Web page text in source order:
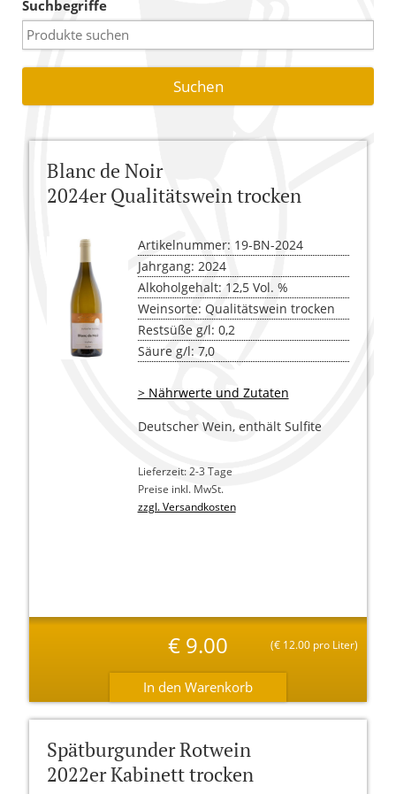
Warenkorb
Versandkosten
AGB
Kasse
Suchbegriffe
Blanc de Noir
2024er Qualitätswein trocken
Artikelnummer: 19-BN-2024
Jahrgang: 2024
Alkoholgehalt: 12,5 Vol. %
Weinsorte: Qualitätswein trocken
Restsüße g/l: 0,2
Säure g/l: 7,0
> Nährwerte und Zutaten
Deutscher Wein, enthält Sulfite
Lieferzeit: 2-3 Tage
Preise inkl. MwSt.
zzgl. Versandkosten
€9.00 (€ 12.00 pro Liter)
Spätburgunder Rotwein
2022er Kabinett trocken